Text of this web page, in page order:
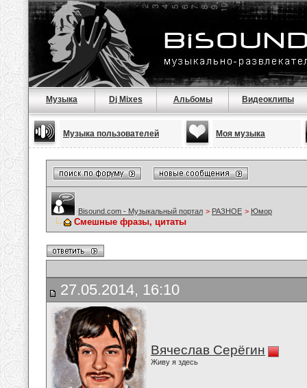
Музыка Dj Mixes Альбомы Видеоклипы
Музыка пользователей Моя музыка
Bisound.com - Музыкальный портал > РАЗНОЕ > Юмор
Смешные фразы, цитаты
27.05.2014, 16:10
Вячеслав Серёгин
Живу я здесь